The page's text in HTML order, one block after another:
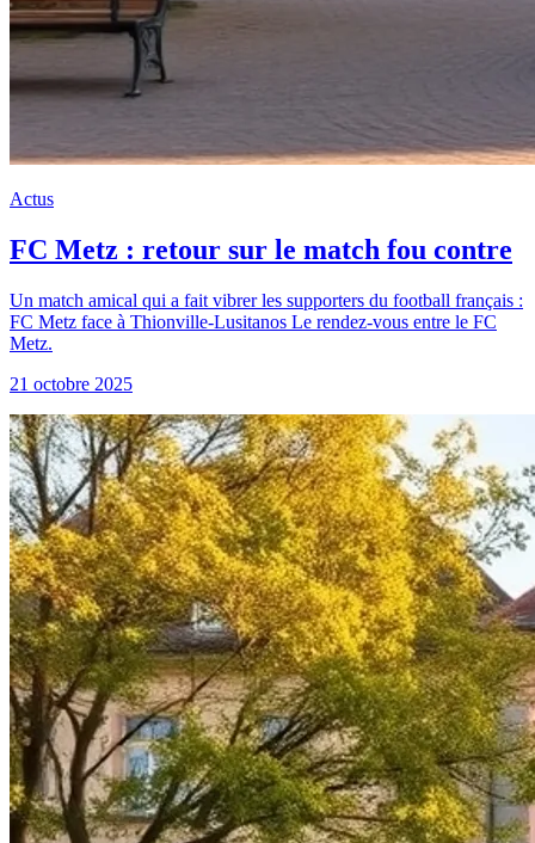
Actus
FC Metz : retour sur le match fou contre
Un match amical qui a fait vibrer les supporters du football français :
FC Metz face à Thionville-Lusitanos Le rendez-vous entre le FC
Metz.
21 octobre 2025